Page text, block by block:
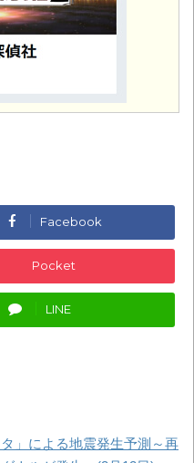
Facebook
Pocket
LINE
」による地震発生予測～再